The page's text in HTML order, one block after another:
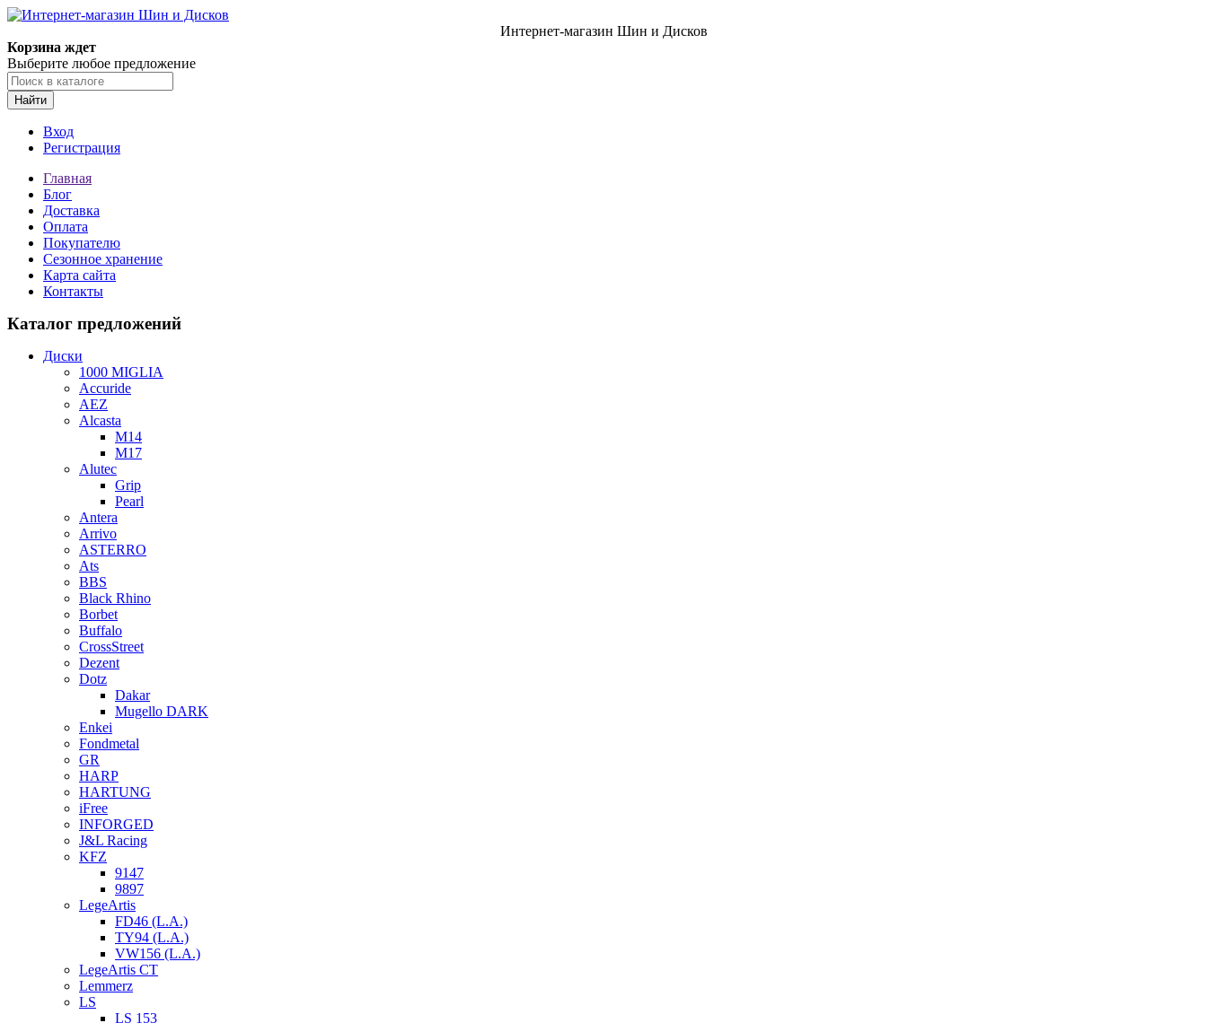
Интернет-магазин Шин и Дисков
Корзина ждет
Выберите любое предложение
Найти
Вход
Регистрация
Главная
Блог
Доставка
Оплата
Покупателю
Сезонное хранение
Карта сайта
Контакты
Каталог предложений
Диски
1000 MIGLIA
Accuride
AEZ
Alcasta
M14
M17
Alutec
Grip
Pearl
Antera
Arrivo
ASTERRO
Ats
BBS
Black Rhino
Borbet
Buffalo
CrossStreet
Dezent
Dotz
Dakar
Mugello DARK
Enkei
Fondmetal
GR
HARP
HARTUNG
iFree
INFORGED
J&L Racing
KFZ
9147
9897
LegeArtis
FD46 (L.A.)
TY94 (L.A.)
VW156 (L.A.)
LegeArtis CT
Lemmerz
LS
LS 153